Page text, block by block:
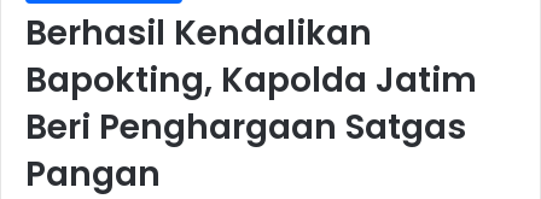
Berhasil Kendalikan
Bapokting, Kapolda Jatim
Beri Penghargaan Satgas
Pangan